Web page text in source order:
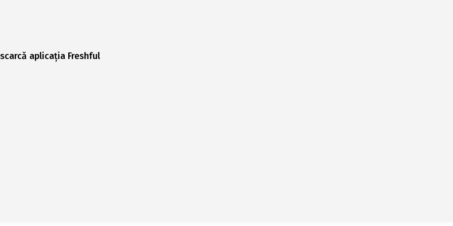
aplicația Freshful